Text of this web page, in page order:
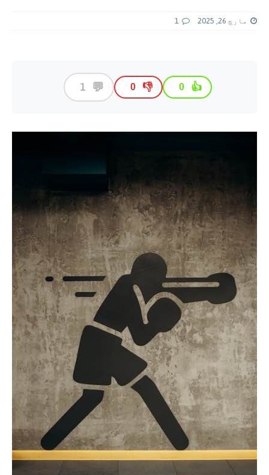
مارچ 26, 2025 1
👍
0
👎
0
💬
1